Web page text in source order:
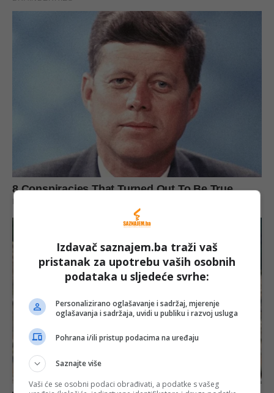
Izdavač saznajem.ba traži vaš
pristanak za upotrebu vaših osobnih
podataka u sljedeće svrhe:
Personalizirano oglašavanje i sadržaj, mjerenje
oglašavanja i sadržaja, uvidi u publiku i razvoj usluga
Pohrana i/ili pristup podacima na uređaju
Saznajte više
Vaši će se osobni podaci obrađivati, a podatke s vašeg